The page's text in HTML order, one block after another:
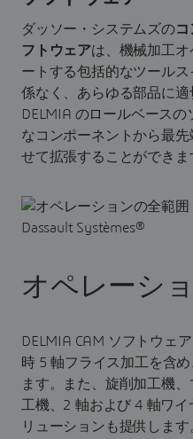
ダッソー・システムズのコ
フトウェアは、機械加工
ートする包括的なツール
係なく、あらゆる部品に適
DELMIA のロールベース
なコンポーネントから最
せて拡張することができま
オペレーシ
DELMIA CAM ソフトウェ
時 5 軸フライス加工を含
ます。また、旋削加工機
工機、2 軸および 4 軸ワ
リューションも提供します